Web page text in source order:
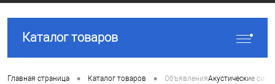
Каталог товаров
Главная страница • Каталог товаров • ОбъявленияАкустические